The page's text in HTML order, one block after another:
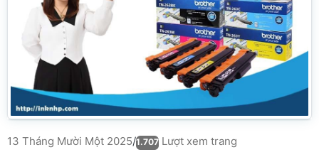
13 Tháng Mười Một 2025/1.707 Lượt xem trang